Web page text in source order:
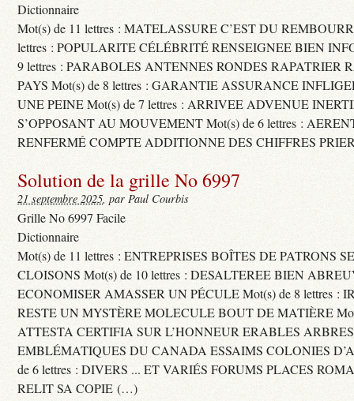
Dictionnaire
Mot(s) de 11 lettres : MATELASSURE C’EST DU
lettres : POPULARITE CÉLÉBRITÉ RENSEIGNEE BIEN
9 lettres : PARABOLES ANTENNES RONDES RAPATRIER
PAYS Mot(s) de 8 lettres : GARANTIE ASSURANCE
UNE PEINE Mot(s) de 7 lettres : ARRIVEE ADVENUE
S’OPPOSANT AU MOUVEMENT Mot(s) de 6 lettres :
RENFERMÉ COMPTE ADDITIONNE DES CHIFFRES
Solution de la grille No 6997
21 septembre 2025, par Paul Courbis
Grille No 6997 Facile
Dictionnaire
Mot(s) de 11 lettres : ENTREPRISES BOÎTES DE PATRONS
CLOISONS Mot(s) de 10 lettres : DESALTEREE BIEN
ECONOMISER AMASSER UN PÉCULE Mot(s) de 8 lettres :
RESTE UN MYSTÈRE MOLECULE BOUT DE MATIÈRE
ATTESTA CERTIFIA SUR L’HONNEUR ERABLES ARBRES
EMBLÉMATIQUES DU CANADA ESSAIMS COLONIES
de 6 lettres : DIVERS ... ET VARIÉS FORUMS PLACES
RELIT SA COPIE (…)